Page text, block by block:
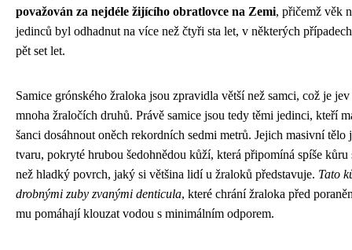
považován za nejdéle žijícího obratlovce na Zemi, přičemž věk
jedinců byl odhadnut na více než čtyři sta let, v některých
pět set let.
Samice grónského žraloka jsou zpravidla větší než samci, což je
mnoha žraločích druhů. Právě samice jsou tedy těmi jedinci, kteří
šanci dosáhnout oněch rekordních sedmi metrů. Jejich masivní tělo
tvaru, pokryté hrubou šedohnědou kůží, která připomíná spíše kůru
než hladký povrch, jaký si většina lidí u žraloků představuje. Tato
drobnými zuby zvanými denticula, které chrání žraloka před
mu pomáhají klouzat vodou s minimálním odporem.